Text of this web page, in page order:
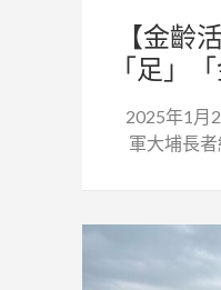
【金齡
「足」
2025年1月
軍大埔長